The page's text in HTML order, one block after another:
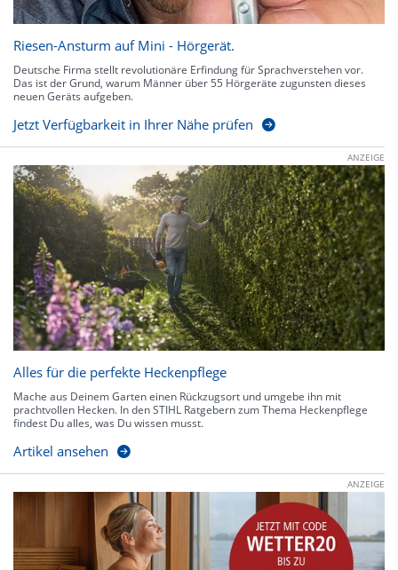
Riesen-Ansturm auf Mini - Hörgerät.
Deutsche Firma stellt revolutionäre Erfindung für Sprachverstehen vor.
Das ist der Grund, warum Männer über 55 Hörgeräte zugunsten dieses
neuen Geräts aufgeben.
Jetzt Verfügbarkeit in Ihrer Nähe prüfen
ANZEIGE
Alles für die perfekte Heckenpflege
Mache aus Deinem Garten einen Rückzugsort und umgebe ihn mit
prachtvollen Hecken. In den STIHL Ratgebern zum Thema Heckenpflege
findest Du alles, was Du wissen musst.
Artikel ansehen
ANZEIGE